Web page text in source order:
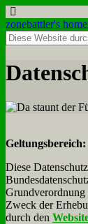
zonebattler's
Gel­tungs­be­reich:
Die­se
Zweck der
durch den